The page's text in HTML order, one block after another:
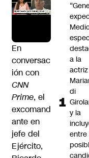
En
conversac
ión con
CNN
Prime, el
excomand
ante en
jefe del
Ejército,
a la
actriz
di
y la
entre